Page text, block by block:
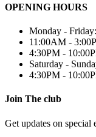
OPENING HOURS
Monday - Friday:
11:00AM -
4:30PM -
Saturday -
4:30PM -
Join The club
Get updates on